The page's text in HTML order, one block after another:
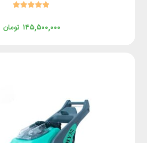
تومان ۱۴۵,۵۰۰,۰۰۰